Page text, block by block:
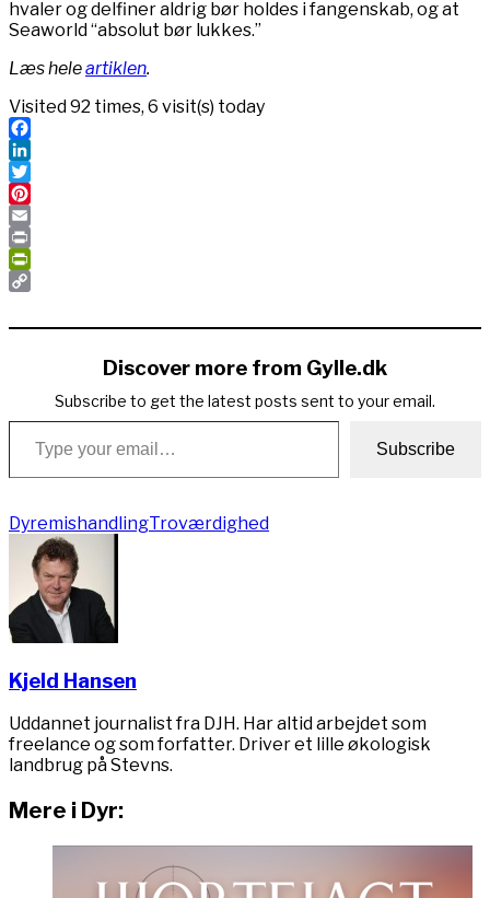
hvaler og delfiner aldrig bør holdes i fangenskab, og at
Seaworld “absolut bør lukkes.”
Læs heleartiklen.
Visited 92 times, 6 visit(s) today
Facebook
LinkedIn
Twitter
Pinterest
Email
Print
PrintFriendly
Link
Discover more from Gylle.dk
Subscribe to get the latest posts sent to your email.
Type your email…
Subscribe
DyremishandlingTroværdighed
Kjeld Hansen
Uddannet journalist fra DJH. Har altid arbejdet som
freelance og som forfatter. Driver et lille økologisk
landbrug på Stevns.
Mere i Dyr: